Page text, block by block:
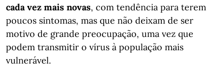
cada vez mais novas, com tendência para terem
poucos sintomas, mas que não deixam de ser
motivo de grande preocupação, uma vez que
podem transmitir o vírus à população mais
vulnerável.